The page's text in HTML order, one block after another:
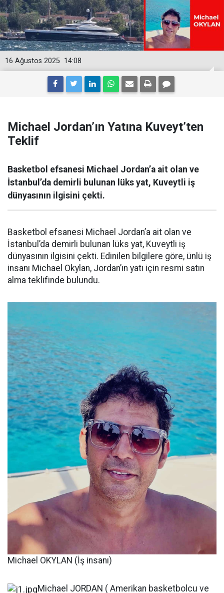
14:08
16 Ağustos 2025
Michael Jordan’ın Yatına Kuveyt’ten
Teklif
Basketbol efsanesi Michael Jordan’a ait olan ve
İstanbul’da demirli bulunan lüks yat, Kuveytli iş
dünyasının ilgisini çekti.
Basketbol efsanesi Michael Jordan’a ait olan ve
İstanbul’da demirli bulunan lüks yat, Kuveytli iş
dünyasının ilgisini çekti. Edinilen bilgilere göre, ünlü iş
insanı Michael Okylan, Jordan’ın yatı için resmi satın
alma teklifinde bulundu.
Michael OKYLAN (İş insanı)
Michael JORDAN ( Amerikan basketbolcu ve